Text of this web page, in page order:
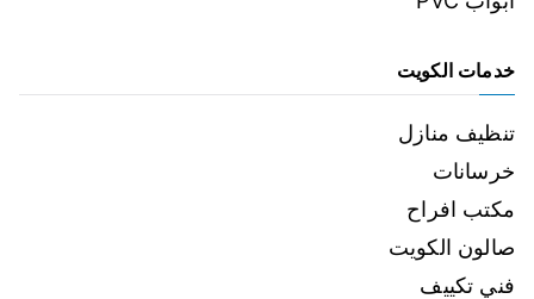
خدمات الكويت
تنظيف منازل
خرسانات
مكتب افراح
صالون الكويت
فني تكييف